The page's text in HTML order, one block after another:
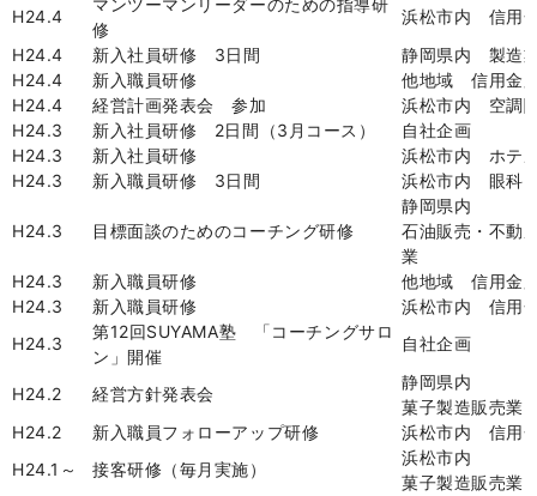
H24.4
マンツーマンリーダーのための指導研
修
浜松市内 信用
H24.4
新入社員研修 3日間
静岡県内 製造
H24.4
新入職員研修
他地域 信用金
H24.4
経営計画発表会 参加
浜松市内 空調
H24.3
新入社員研修 2日間（3 月コース）
自社企画
H24.3
新入社員研修
浜松市内 ホテ
H24.3
新入職員研修 3日間 浜松市内 眼科
H24.3 目標面談のためのコーチング研修
静岡県内
石油販売・不動
業
H24.3
新入職員研修
他地域 信用金
H24.3
新入職員研修
浜松市内 信用
H24.3
第12回SUYAMA塾 「コーチングサロ
ン」開催
自社企画
H24.2 経営方針発表会
静岡県内
菓子製造販売業
H24.2
新入職員フォローアップ研修
浜松市内 信用
H24.1 ～ 接客研修（毎月実施）
浜松市内
菓子製造販売業